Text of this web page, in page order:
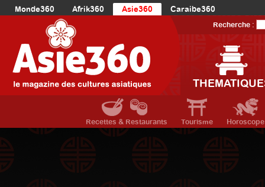
Monde360 Afrik360 Asie360
Caraibe360
Europe360
AmériqueDuNord360
Océanie360
Recherche :
Recettes & Restaurants Tourisme Horoscope